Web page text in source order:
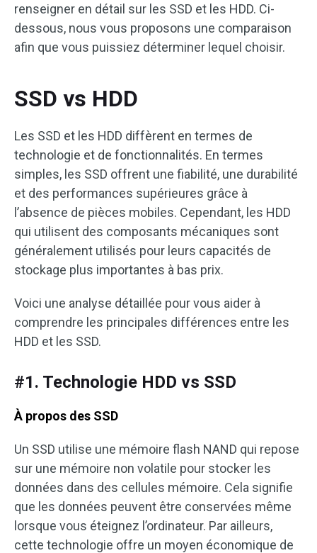
renseigner en détail sur les SSD et les HDD. Ci-
dessous, nous vous proposons une comparaison
afin que vous puissiez déterminer lequel choisir.
SSD vs HDD
Les SSD et les HDD diffèrent en termes de
technologie et de fonctionnalités. En termes
simples, les SSD offrent une fiabilité, une durabilité
et des performances supérieures grâce à
l’absence de pièces mobiles. Cependant, les HDD
qui utilisent des composants mécaniques sont
généralement utilisés pour leurs capacités de
stockage plus importantes à bas prix.
Voici une analyse détaillée pour vous aider à
comprendre les principales différences entre les
HDD et les SSD.
#1. Technologie HDD vs SSD
À propos des SSD
Un SSD utilise une mémoire flash NAND qui repose
sur une mémoire non volatile pour stocker les
données dans des cellules mémoire. Cela signifie
que les données peuvent être conservées même
lorsque vous éteignez l’ordinateur. Par ailleurs,
cette technologie offre un moyen économique de